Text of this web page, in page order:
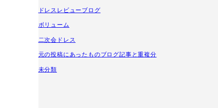
ドレスレビューブログ
ボリューム
二次会ドレス
元の投稿にあったものブログ記事と重複分
未分類